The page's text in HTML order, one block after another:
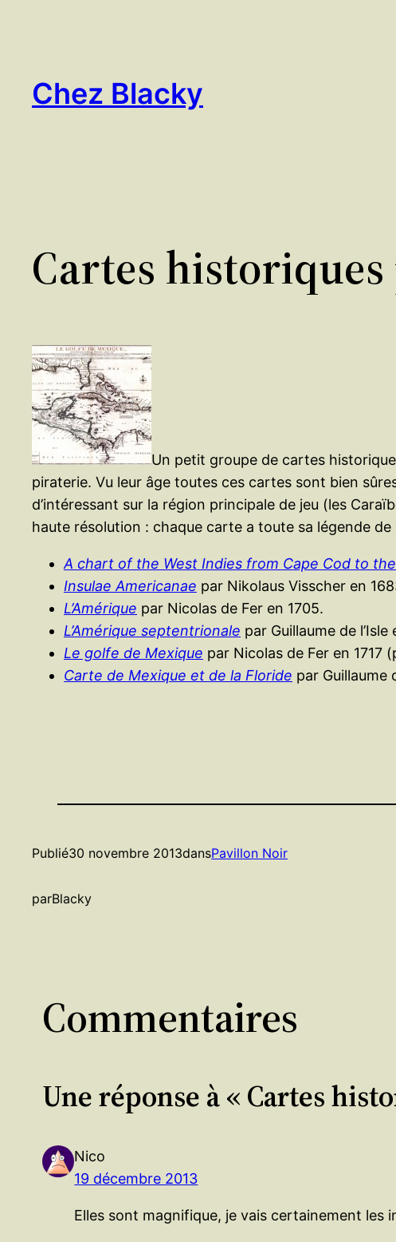
Chez Blacky
Cartes
Un petit groupe de cartes
piraterie. Vu leur âge toutes ces cartes sont bien
d’intéressant sur la région principale de jeu (les
haute résolution : chaque carte a toute sa légende
A chart of the West Indies from Cape Cod to
Insulae Americanae par Nikolaus Visscher en
L’Amérique par Nicolas de Fer en 1705.
L’Amérique septentrionale par Guillaume de l’Isle
Le golfe de Mexique par Nicolas de Fer en 1717
Carte de Mexique et de la Floride par Guillaume
Publié30 novembre 2013dansPavillon Noir
parBlacky
Commentaires
Une réponse à « Cartes
Nico
19 décembre 2013
Elles sont magnifique, je vais certainement